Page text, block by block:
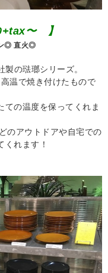
〜 】
◎ 直火◎
の琺瑯シリーズ。
温で焼き付けたもので
ての温度を保ってくれま
のアウトドアや自宅での
くれます！